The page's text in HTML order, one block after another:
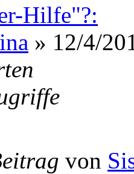
Hilfe"?:
» 12/4/
von